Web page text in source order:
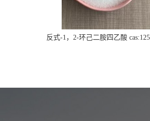
反式-1，2-环己二胺四乙酸